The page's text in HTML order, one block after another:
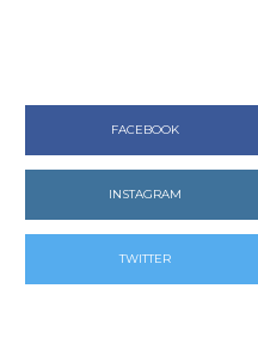
FACEBOOK
INSTAGRAM
TWITTER